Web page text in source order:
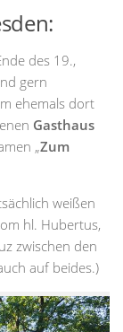
des 19.,
gern
ehemals dort
Gasthaus
„Zum
weißen
hl. Hubertus,
zwischen den
auf beides.)